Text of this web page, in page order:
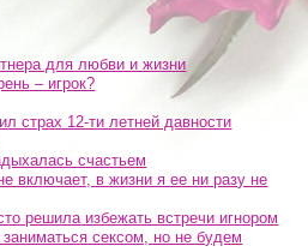
для любви и жизни
– игрок?
страх 12-ти летней давности
счастьем
включает, в жизни я ее ни разу не
решила избежать встречи игнором
сексом, но не будем